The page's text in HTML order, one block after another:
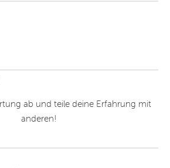
ab und teile deine Erfahrung mit
anderen!